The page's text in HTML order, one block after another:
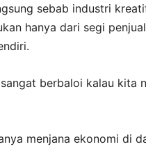
sebab industri
hanya dari segi
berbaloi kalau kita
menjana ekonomi di